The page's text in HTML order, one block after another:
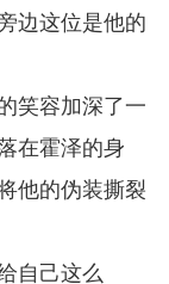
边这位是他的
笑容加深了一
在霍泽的身
他的伪装撕裂
自己这么